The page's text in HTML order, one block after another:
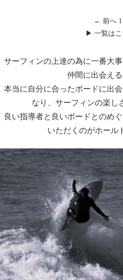
← 前へ 1
▶ 一覧はこ
サーフィンの上達の為に一番大
仲間に出会える
本当に自分に合ったボードに出
なり、サーフィンの楽し
良い指導者と良いボードとのめ
いただくのがホール